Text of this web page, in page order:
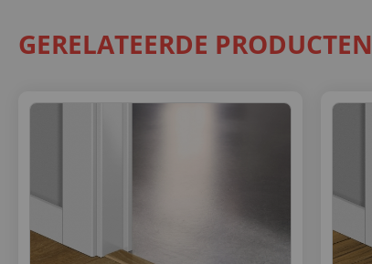
GERELATEERDE PRODUCTEN